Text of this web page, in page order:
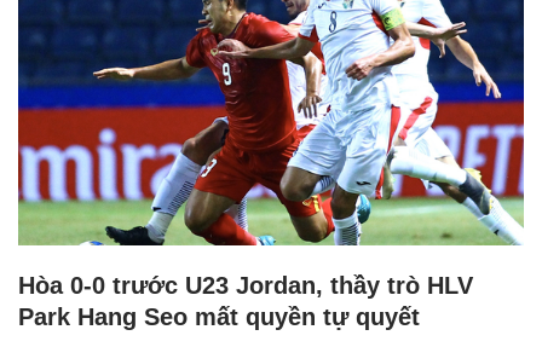
Hòa 0-0 trước U23 Jordan, thầy trò HLV
Park Hang Seo mất quyền tự quyết